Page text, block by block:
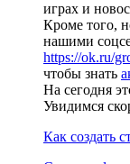
играх и
Кроме того,
нашими
https://ok.ru/
чтобы знать
На сегодня
Увидимся
Как создать